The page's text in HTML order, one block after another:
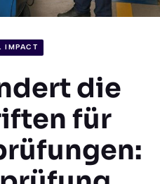
IMPACT
die
für